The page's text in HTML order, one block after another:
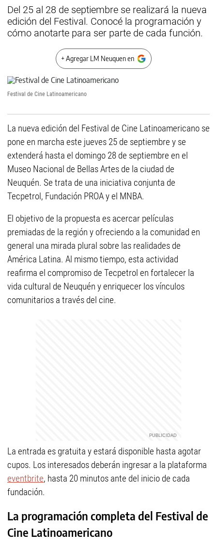
Del 25 al 28 de septiembre se realizará la nueva
edición del Festival. Conocé la programación y
cómo anotarte para ser parte de cada función.
+ Agregar LM Neuquen en
Festival de Cine Latinoamericano
La nueva edición del Festival de Cine Latinoamericano se
pone en marcha este jueves 25 de septiembre y se
extenderá hasta el domingo 28 de septiembre en el
Museo Nacional de Bellas Artes de la ciudad de
Neuquén. Se trata de una iniciativa conjunta de
Tecpetrol, Fundación PROA y el MNBA.
El objetivo de la propuesta es acercar películas
premiadas de la región y ofreciendo a la comunidad en
general una mirada plural sobre las realidades de
América Latina. Al mismo tiempo, esta actividad
reafirma el compromiso de Tecpetrol en fortalecer la
vida cultural de Neuquén y enriquecer los vínculos
comunitarios a través del cine.
La entrada es gratuita y estará disponible hasta agotar
cupos. Los interesados deberán ingresar a la plataforma
eventbrite, hasta 20 minutos ante del inicio de cada
fundación.
La programación completa del Festival de
Cine Latinoamericano